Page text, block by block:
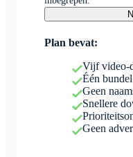
Plan bevat:
Vijf video-
Één
Geen
Snellere
Geen